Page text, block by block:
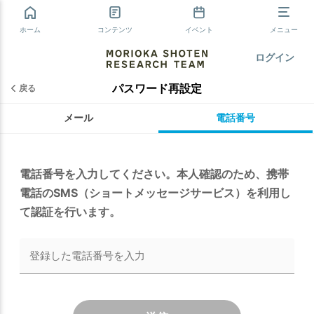
ホーム コンテンツ イベント メニュー
ログイン
戻る パスワード再設定
メール 電話番号
電話番号を入力してください。本人確認のため、携帯
電話のSMS（ショートメッセージサービス）を利用し
て認証を行います。